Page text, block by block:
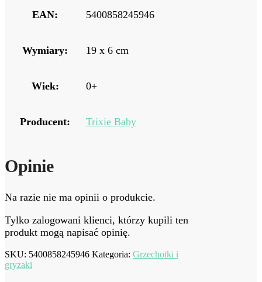
EAN: 5400858245946
Wymiary: 19 x 6 cm
Wiek: 0+
Producent: Trixie Baby
Opinie
Na razie nie ma opinii o produkcie.
Tylko zalogowani klienci, którzy kupili ten
produkt mogą napisać opinię.
SKU: 5400858245946 Kategoria: Grzechotki i
gryzaki